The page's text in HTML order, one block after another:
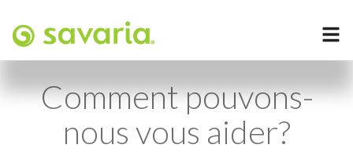
Comment pouvons-
nous vous aider?